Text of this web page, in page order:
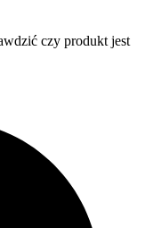
czy produkt jest